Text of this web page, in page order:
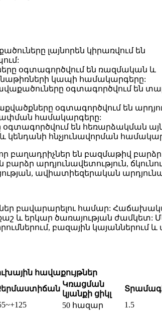
լայնորեն կիրառվում են
օգտագործվում են ռազմական և
կապի համակարգերը:
օգտագործվում են
օգտագործվում են
համակարգերը:
են հեռարձակման
կենդանի հնչյունավորման
բաղադրիչներ են բազմաթիվ բարձր
արդյունավետություն,
ավիատիեզերական
բավարարելու համար:
և երկար ծառայության ժամկետ:
բազային կայաններում և
հավաքույթներ
Կռացման
կյանքի ցիկլ
50 հազար 1.5